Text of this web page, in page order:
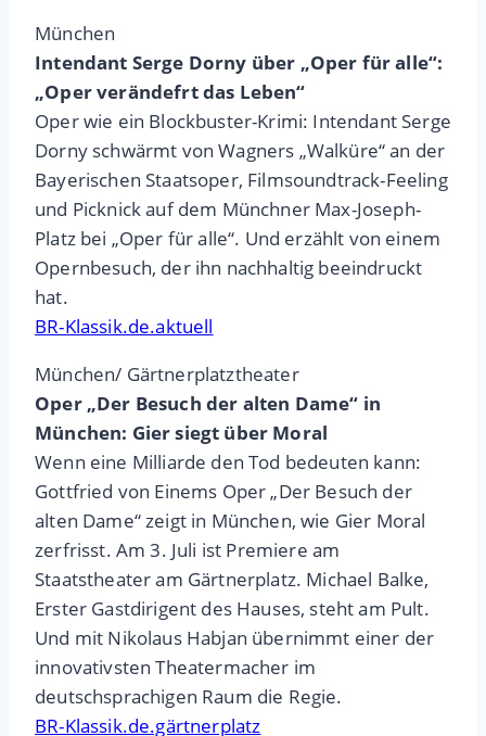
München
Intendant Serge Dorny über „Oper für alle“:
„Oper verändefrt das Leben“
Oper wie ein Blockbuster-Krimi: Intendant Serge
Dorny schwärmt von Wagners „Walküre“ an der
Bayerischen Staatsoper, Filmsoundtrack-Feeling
und Picknick auf dem Münchner Max-Joseph-
Platz bei „Oper für alle“. Und erzählt von einem
Opernbesuch, der ihn nachhaltig beeindruckt
hat.
BR-Klassik.de.aktuell
München/ Gärtnerplatztheater
Oper „Der Besuch der alten Dame“ in
München: Gier siegt über Moral
Wenn eine Milliarde den Tod bedeuten kann:
Gottfried von Einems Oper „Der Besuch der
alten Dame“ zeigt in München, wie Gier Moral
zerfrisst. Am 3. Juli ist Premiere am
Staatstheater am Gärtnerplatz. Michael Balke,
Erster Gastdirigent des Hauses, steht am Pult.
Und mit Nikolaus Habjan übernimmt einer der
innovativsten Theatermacher im
deutschsprachigen Raum die Regie.
BR-Klassik.de.gärtnerplatz